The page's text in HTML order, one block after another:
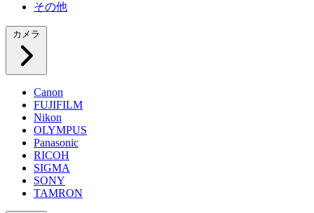
その他
カメラ
Canon
FUJIFILM
Nikon
OLYMPUS
Panasonic
RICOH
SIGMA
SONY
TAMRON